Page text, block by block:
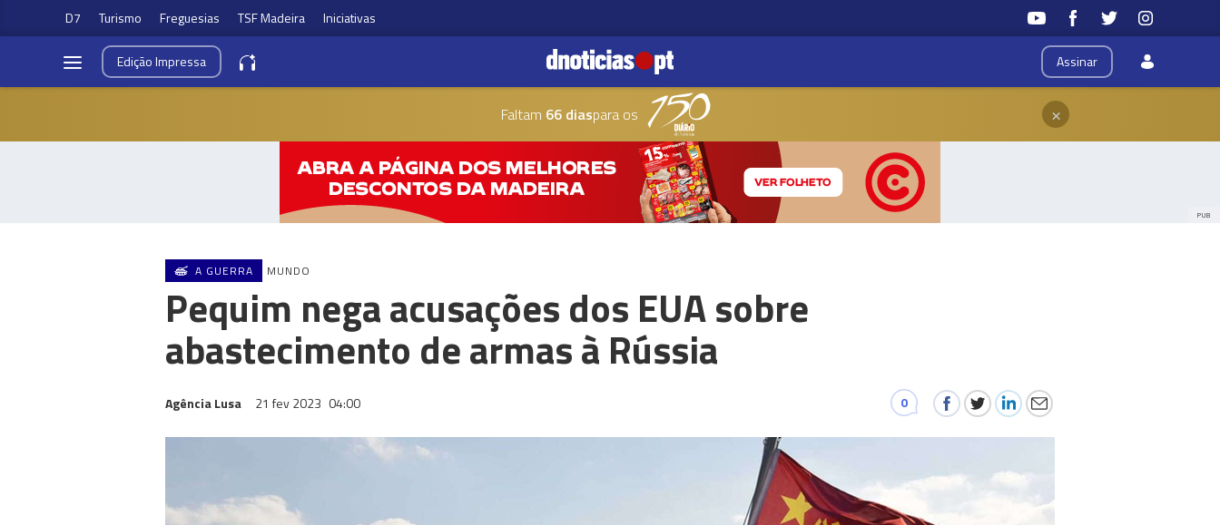
D7 Turismo Freguesias TSF Madeira Iniciativas
Assinar
EdiçãoImpressa
Faltam 66 diaspara os ×
PUB
A GUERRA MUNDO
Pequim nega acusações dos EUA sobre
abastecimento de armas à Rússia
Agência Lusa 21 fev 2023 04:00 0